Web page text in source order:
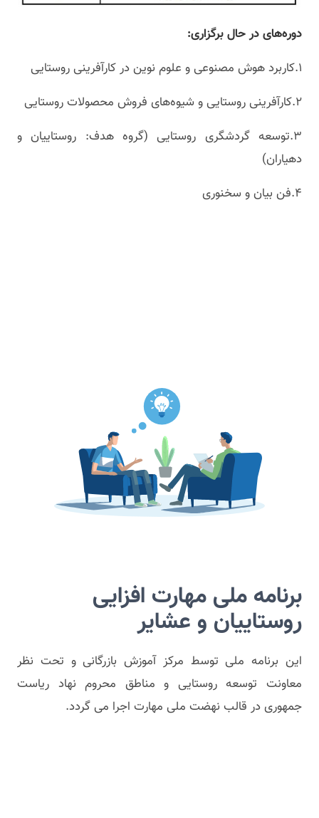
دوره‌های در حال برگزاری:
۱.کاربرد هوش مصنوعی و علوم نوین در کارآفرینی روستایی
۲.کارآفرینی روستایی و شیوه‌های فروش محصولات روستایی
۳.توسعه گردشگری روستایی (گروه هدف: روستاییان و
دهیاران)
۴.فن بیان و سخنوری
برنامه ملی مهارت افزایی
روستاییان و عشایر
این برنامه ملی توسط مرکز آموزش بازرگانی و تحت نظر
معاونت توسعه روستایی و مناطق محروم نهاد ریاست
جمهوری در قالب نهضت ملی مهارت اجرا می گردد.